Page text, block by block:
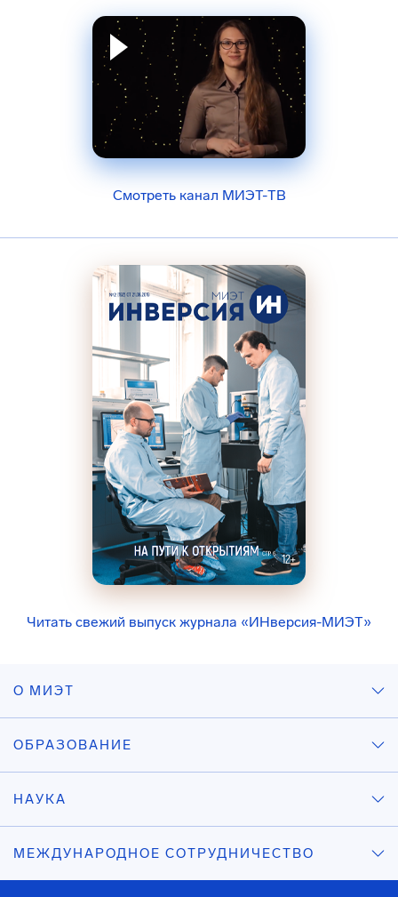
Смотреть канал МИЭТ-ТВ
Читать свежий выпуск журнала «ИНверсия-МИЭТ»
О МИЭТ
ОБРАЗОВАНИЕ
НАУКА
МЕЖДУНАРОДНОЕ СОТРУДНИЧЕСТВО